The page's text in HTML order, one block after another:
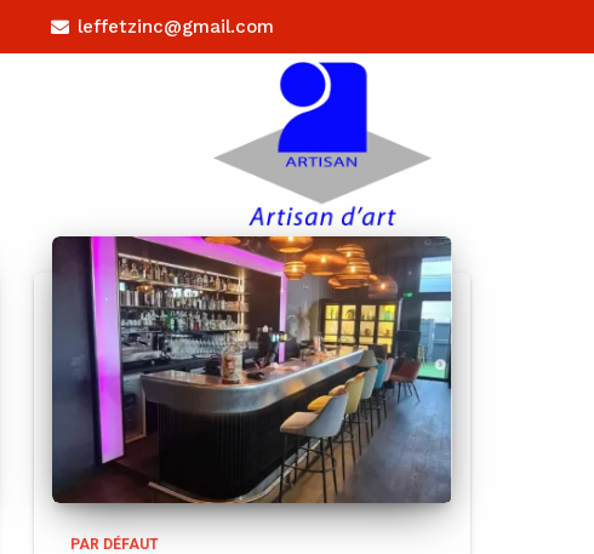
leffetzinc@gmail.com
PAR DÉFAUT